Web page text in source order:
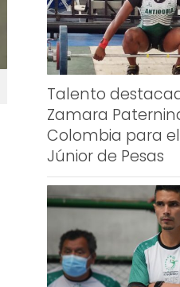
Talento
Zamara
Colombia para
Júnior de Pesas